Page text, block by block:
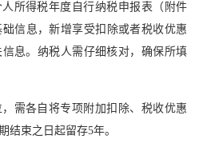
所得税年度自行纳税申报表（附件
信息，新增享受扣除或者税收优惠
息。纳税人需仔细核对，确保所填
需各自将专项附加扣除、税收优惠
结束之日起留存5年。